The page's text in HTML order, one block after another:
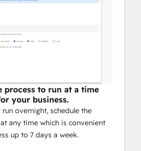
process to run at a time
your business.
run overnight, schedule the
any time which is convenient
up to 7 days a week.